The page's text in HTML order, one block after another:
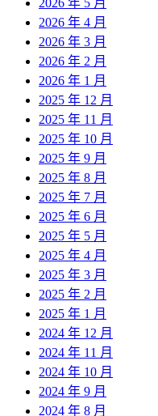
2026 年 4 月
2026 年 3 月
2026 年 2 月
2026 年 1 月
2025 年 12 月
2025 年 11 月
2025 年 10 月
2025 年 9 月
2025 年 8 月
2025 年 7 月
2025 年 6 月
2025 年 5 月
2025 年 4 月
2025 年 3 月
2025 年 2 月
2025 年 1 月
2024 年 12 月
2024 年 11 月
2024 年 10 月
2024 年 9 月
2024 年 8 月